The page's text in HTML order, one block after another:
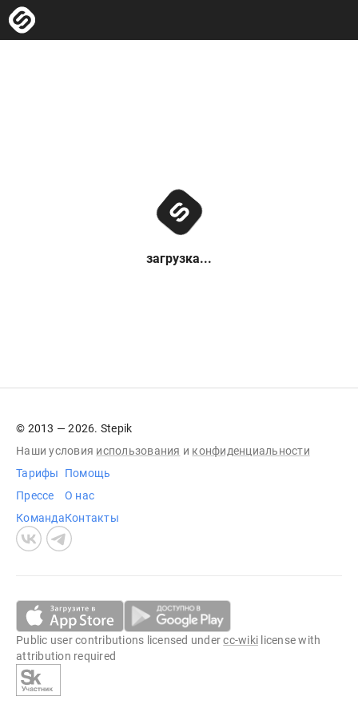
загрузка...
© 2013 — 2026. Stepik
Наши условия использования и конфиденциальности
Тарифы
Прессе
Команда
Помощь
О нас
Контакты
Public user contributions licensed undercc-wiki license with
attribution required